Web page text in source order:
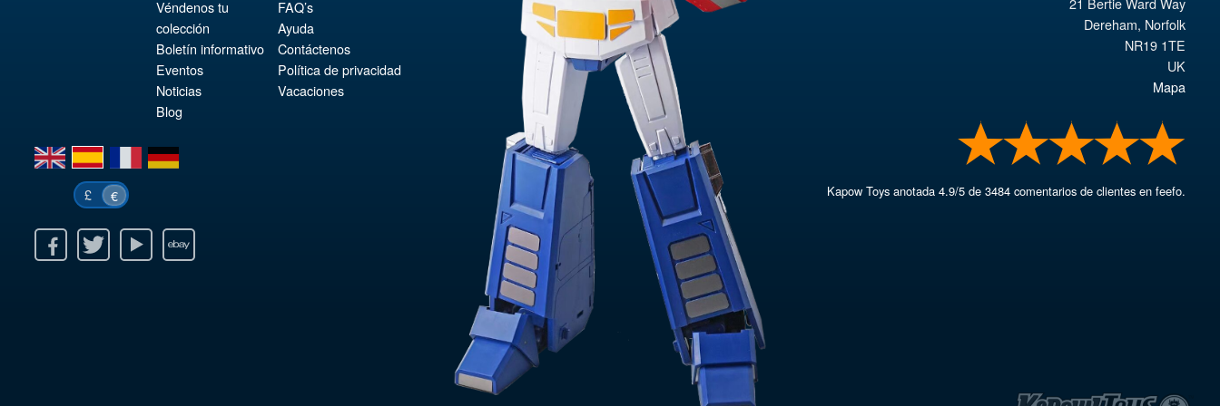
Véndenos tu
colección
Boletín informativo
Eventos
Noticias
Blog
FAQ’s
Ayuda
Contáctenos
Política de privacidad
Vacaciones
en es fr de
£ €
Youtube Ebay
Dereham, Norfolk
NR19 1TE
UK
Mapa
Kapow Toys anotada4.9/5 de3484 comentarios de clientes en feefo.